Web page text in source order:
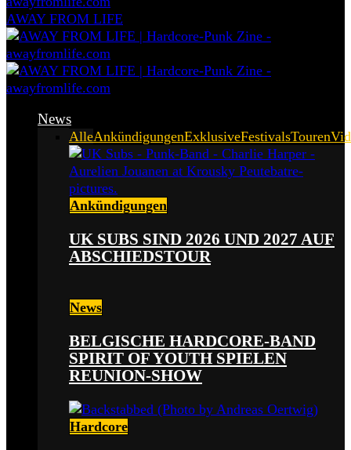
AWAY FROM LIFE
News
AlleAnkündigungenExklusiveFestivalsTouren
Ankündigungen
UK SUBS SIND 2026 UND 2027 AUF
ABSCHIEDSTOUR
News
BELGISCHE HARDCORE-BAND
SPIRIT OF YOUTH SPIELEN
REUNION-SHOW
Hardcore